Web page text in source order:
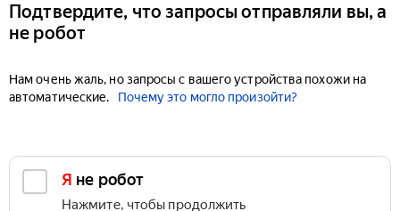
Подтвердите, что запросы отправляли вы, а
не робот
Нам очень жаль, но запросы с вашего устройства похожи на
автоматические.
Почему это могло произойти?
Я не робот
Нажмите, чтобы продолжить